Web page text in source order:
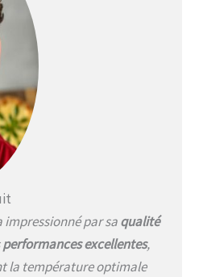
brûleurs à gaz. L'allumage
au gaz est instantané au
gaz et vous serez prêt à
plus, l'intérieur du four est
bien spacieux et haut et
vous permettra de tourner
les pizzas
confortablement, ou de
innovant un brûleur latéral
et un brûleur placé sous la
des cuissons parfaites
même après des dizaines
impressionné par saqualité
performances excellentes,
la température optimale